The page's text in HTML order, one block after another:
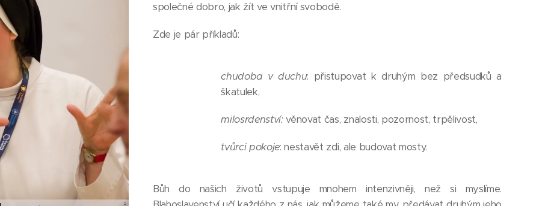
společné dobro, jak žít ve vnitřní svobodě.
Zde je pár příkladů:
chudoba v duchu: přistupovat k druhým bez předsudků a
škatulek,
milosrdenství:věnovat čas, znalosti, pozornost, trpělivost,
tvůrci pokoje: nestavět zdi, ale budovat mosty.
Bůh do našich životů vstupuje mnohem intenzivněji, než si myslíme.